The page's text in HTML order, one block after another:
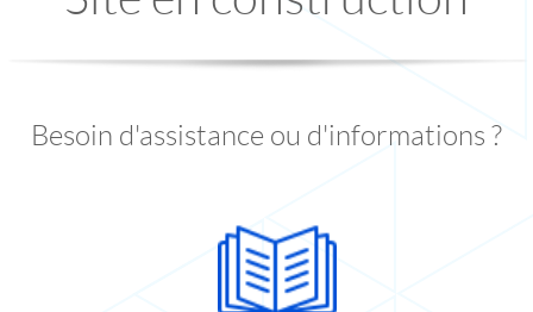
Besoin d'assistance ou d'informations ?